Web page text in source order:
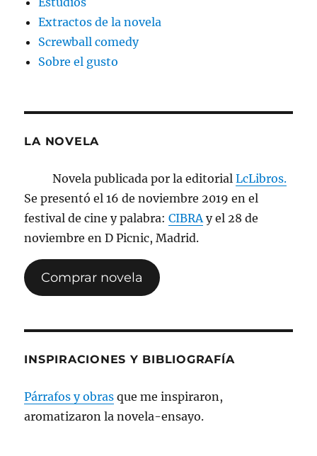
Extractos de la novela
Screwball comedy
Sobre el gusto
LA NOVELA
Novela publicada por la editorialLcLibros.
Se presentó el 16 de noviembre 2019 en el
festival de cine y palabra:CIBRA y el 28 de
noviembre en D Picnic, Madrid.
Comprar novela
INSPIRACIONES Y BIBLIOGRAFÍA
Párrafos y obras que me inspiraron,
aromatizaron la novela-ensayo.